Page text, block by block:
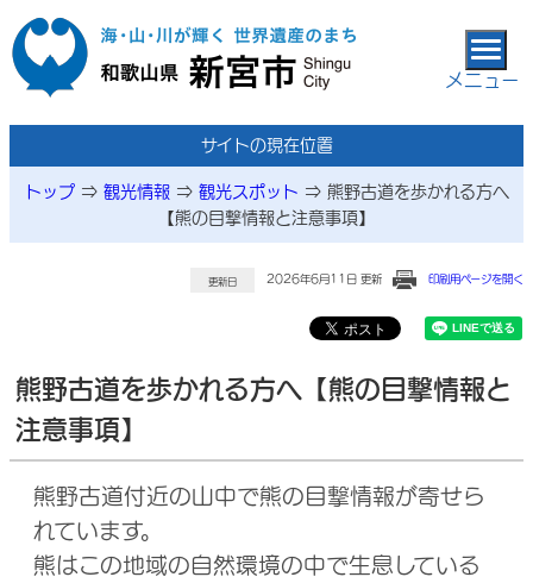
本文へ移動
メニュー
サイトの現在位置
トップ⇒ 観光情報⇒ 観光スポット ⇒ 熊野古道を歩かれる方へ
【熊の目撃情報と注意事項】
更新日 2026年6月11日 更新 印刷用ページを開く
熊野古道を歩かれる方へ【熊の目撃情報と
注意事項】
熊野古道付近の山中で熊の目撃情報が寄せら
れています。
熊はこの地域の自然環境の中で生息している